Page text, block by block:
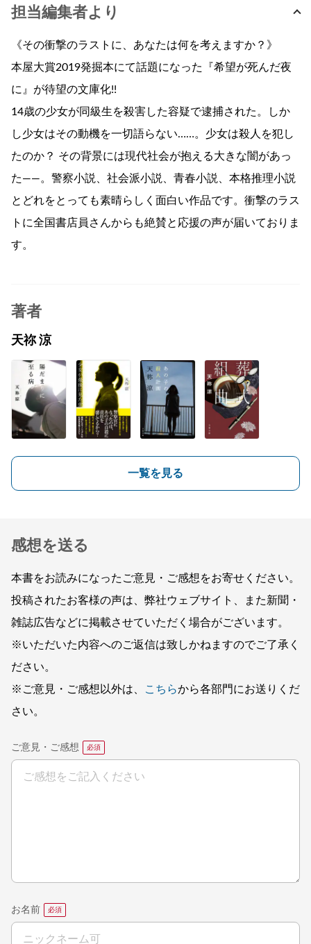
担当編集者より
《その衝撃のラストに、あなたは何を考えますか？》
本屋大賞2019発掘本にて話題になった『希望が死んだ夜
に』が待望の文庫化!!
14歳の少女が同級生を殺害した容疑で逮捕された。しか
し少女はその動機を一切語らない……。少女は殺人を犯し
たのか？ その背景には現代社会が抱える大きな闇があっ
た――。警察小説、社会派小説、青春小説、本格推理小説
とどれをとっても素晴らしく面白い作品です。衝撃のラス
トに全国書店員さんからも絶賛と応援の声が届いておりま
す。
著者
天祢 涼
一覧を見る
感想を送る
本書をお読みになったご意見・ご感想をお寄せください。
投稿されたお客様の声は、弊社ウェブサイト、また新聞・
雑誌広告などに掲載させていただく場合がございます。
※いただいた内容へのご返信は致しかねますのでご了承く
ださい。
※ご意見・ご感想以外は、
こちらから各部門にお送りくだ
さい。
ご意見・ご感想
お名前